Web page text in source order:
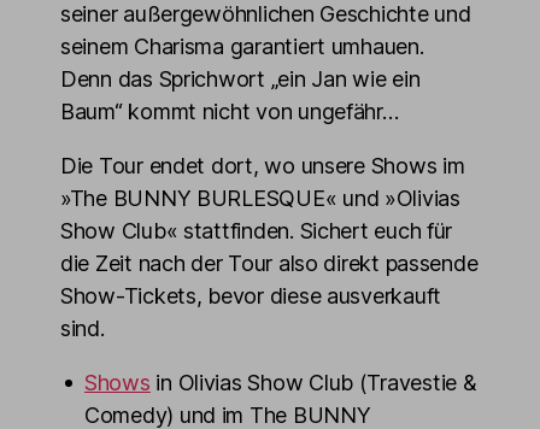
seiner außergewöhnlichen Geschichte und
seinem Charisma garantiert umhauen.
Denn das Sprichwort „ein Jan wie ein
Baum“ kommt nicht von ungefähr…
Die Tour endet dort, wo unsere Shows im
»The BUNNY BURLESQUE« und »Olivias
Show Club« stattfinden. Sichert euch für
die Zeit nach der Tour also direkt passende
Show-Tickets, bevor diese ausverkauft
sind.
Shows in Olivias Show Club (Travestie &
Comedy) und im The BUNNY